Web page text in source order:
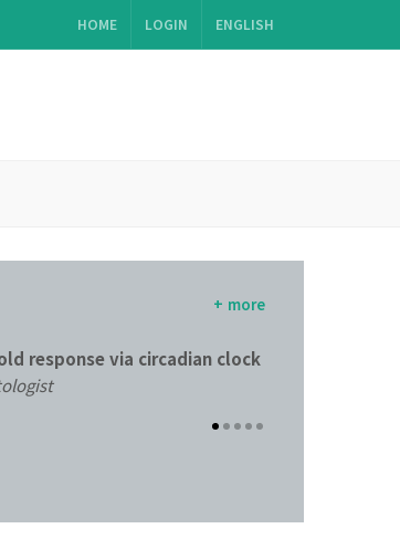
HOME LOGIN ENGLISH
+ more
response via circadian clock